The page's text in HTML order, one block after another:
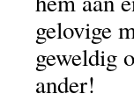
gelovige
geweldig
ander!